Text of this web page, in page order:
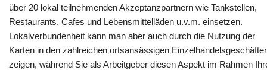
über 20 lokal teilnehmenden Akzeptanzpartnern wie Tankstellen,
Restaurants, Cafes und Lebensmittelläden u.v.m. einsetzen.
Lokalverbundenheit kann man aber auch durch die Nutzung der
Karten in den zahlreichen ortsansässigen
zeigen, während Sie als Arbeitgeber diesen Aspekt im Rahmen